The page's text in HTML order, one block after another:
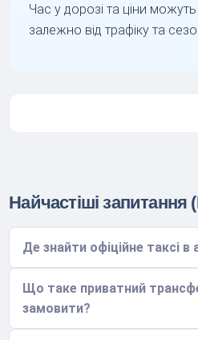
Час у дорозі та ціни
залежно від трафіку та
Найчастіші запитання
Де знайти офіційне таксі в
Що таке приватний
замовити?